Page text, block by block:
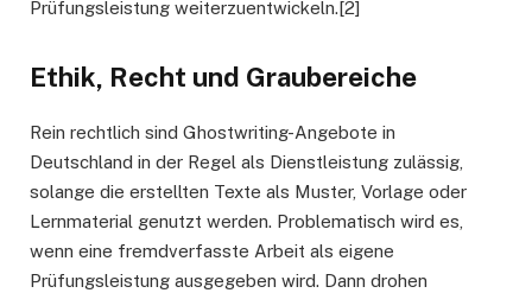
Prüfungsleistung weiterzuentwickeln.[2]
Ethik, Recht und Graubereiche
Rein rechtlich sind Ghostwriting-Angebote in
Deutschland in der Regel als Dienstleistung zulässig,
solange die erstellten Texte als Muster, Vorlage oder
Lernmaterial genutzt werden. Problematisch wird es,
wenn eine fremdverfasste Arbeit als eigene
Prüfungsleistung ausgegeben wird. Dann drohen